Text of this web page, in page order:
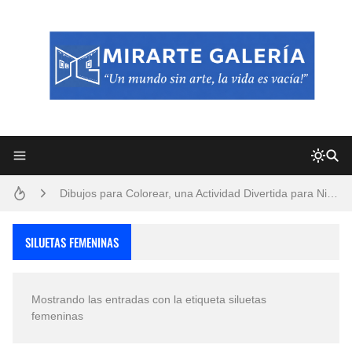
San Valentín Dibujos a Lápiz del 14 de Febrero
SILUETAS FEMENINAS
Mostrando las entradas con la etiqueta siluetas
femeninas